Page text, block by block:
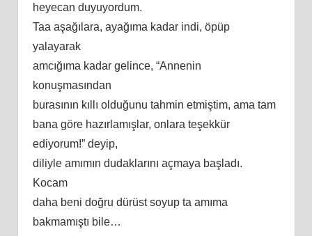
heyecan duyuyordum.
Taa aşağılara, ayağıma kadar indi, öpüp
yalayarak
amcığıma kadar gelince, “Annenin
konuşmasından
burasının kıllı olduğunu tahmin etmiştim, ama tam
bana göre hazırlamışlar, onlara teşekkür
ediyorum!” deyip,
diliyle amımın dudaklarını açmaya başladı.
Kocam
daha beni doğru dürüst soyup ta amıma
bakmamıştı bile…